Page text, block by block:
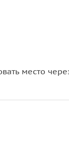
место